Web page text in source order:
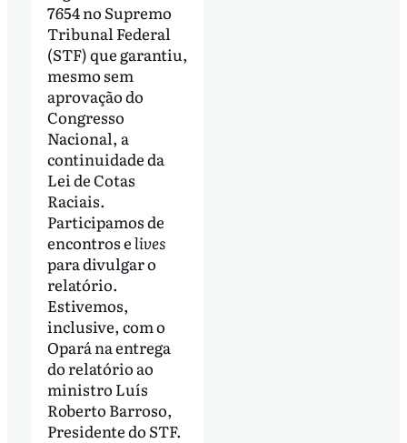
7654 no Supremo
Tribunal Federal
(STF) que garantiu,
mesmo sem
aprovação do
Congresso
Nacional, a
continuidade da
Lei de Cotas
Raciais.
Participamos de
encontros elives
para divulgar o
relatório.
Estivemos,
inclusive, com o
Opará na entrega
do relatório ao
ministro Luís
Roberto Barroso,
Presidente do STF.